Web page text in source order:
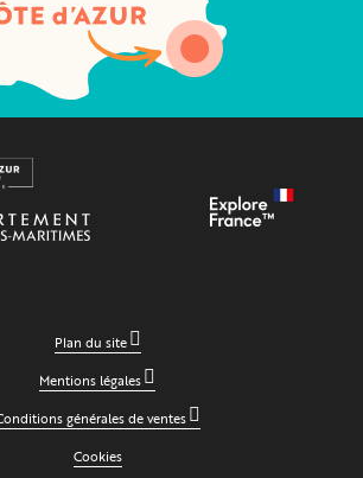
Plan du site
Mentions légales
générales de ventes
Cookies